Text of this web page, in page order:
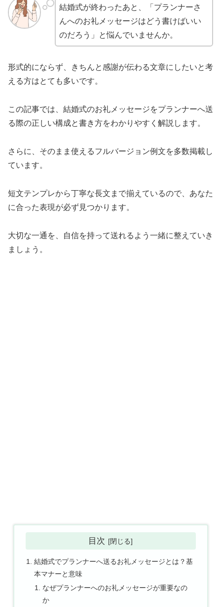
結婚式が終わったあと、「プランナーさ
んへのお礼メッセージはどう書けばいい
のだろう」と悩んでいませんか。
形式的にならず、きちんと感謝が伝わる文章にしたいと考
える方はとても多いです。
この記事では、結婚式のお礼メッセージをプランナーへ送
る際の正しい構成と書き方をわかりやすく解説します。
さらに、そのまま使えるフルバージョン例文を多数掲載し
ています。
短文テンプレから丁寧な長文まで揃えているので、あなた
に合った表現が必ず見つかります。
大切な一通を、自信を持って送れるよう一緒に整えていき
ましょう。
目次
結婚式でプランナーへ送るお礼メッセージとは？基
本マナーと意味
なぜプランナーへのお礼メッセージが重要なの
か